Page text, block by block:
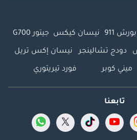
بورش 911 نيسان كيكس جيتور G700
دودج تشالينجر نيسان إكس تريل
ميني كوبر فورد تيريتوري
تابعنا